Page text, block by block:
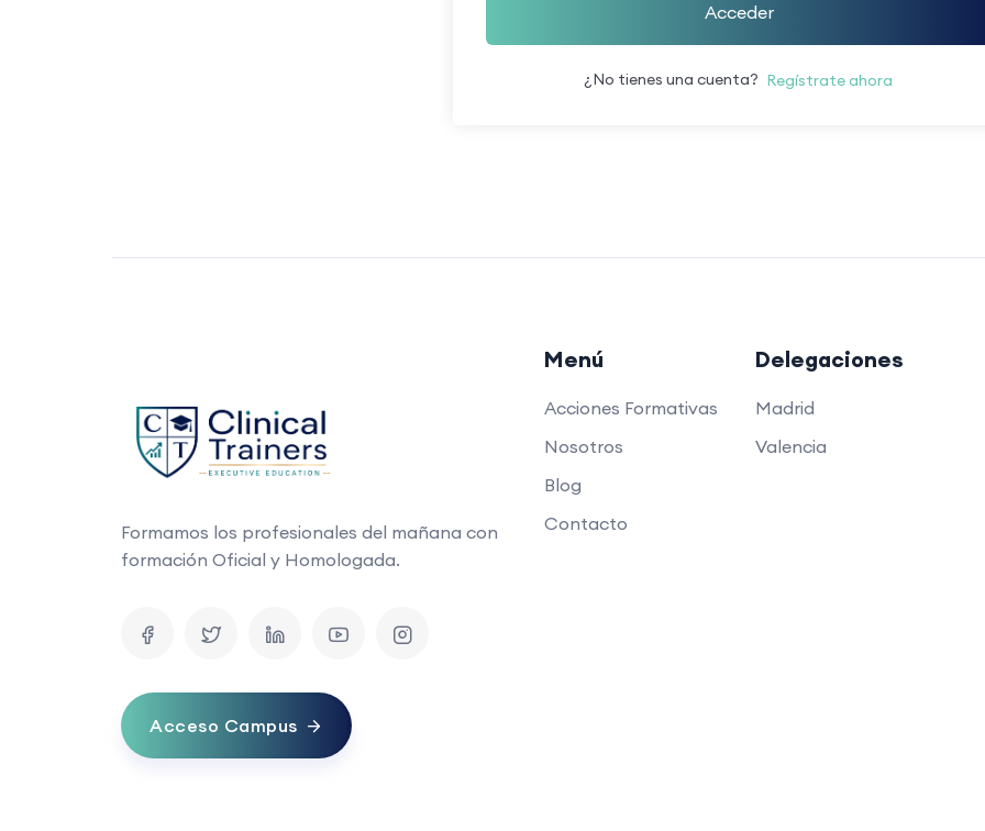
Acceder
¿No tienes una cuenta? Regístrate ahora
Formamos los profesionales del mañana con
formación Oficial y Homologada.
Acceso Campus
Menú
Acciones Formativas
Nosotros
Blog
Contacto
Delegaciones
Madrid
Valencia